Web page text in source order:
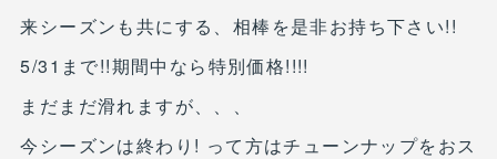
来シーズンも共にする、相棒を是非お持ち下さい!!
5/31まで!!期間中なら特別価格!!!!
まだまだ滑れますが、、、
今シーズンは終わり! って方はチューンナップをおス